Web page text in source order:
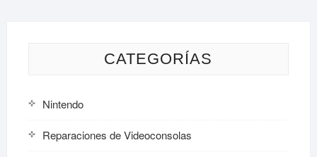
CATEGORÍAS
Nintendo
Reparaciones de Videoconsolas